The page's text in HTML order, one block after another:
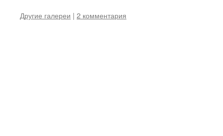
Другие галереи | 2 комментария